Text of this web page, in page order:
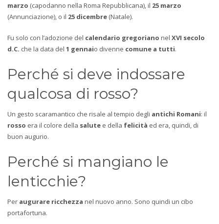
marzo (capodanno nella Roma Repubblicana), il 25 marzo
(Annunciazione), o il 25 dicembre (Natale).
Fu solo con l’adozione del calendario gregoriano nel XVI secolo
d.C. che la data del 1 gennaio divenne comune a tutti.
Perché si deve indossare
qualcosa di rosso?
Un gesto scaramantico che risale al tempio degli antichi Romani: il
rosso era il colore della salute e della felicità ed era, quindi, di
buon augurio.
Perché si mangiano le
lenticchie?
Per augurare ricchezza nel nuovo anno. Sono quindi un cibo
portafortuna.